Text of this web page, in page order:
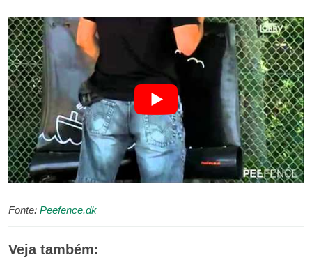
Fonte: Peefence.dk
Veja também: